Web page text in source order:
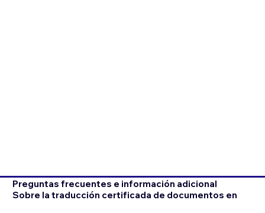
Preguntas frecuentes e información adicional
Sobre la traducción certificada de documentos en